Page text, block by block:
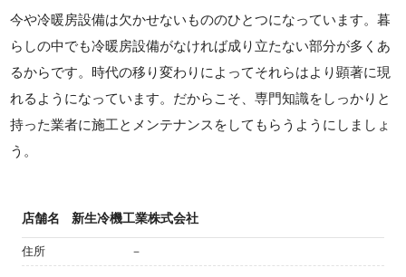
今や冷暖房設備は欠かせないもののひとつになっています。暮
らしの中でも冷暖房設備がなければ成り立たない部分が多くあ
るからです。時代の移り変わりによってそれらはより顕著に現
れるようになっています。だからこそ、専門知識をしっかりと
持った業者に施工とメンテナンスをしてもらうようにしましょ
う。
店舗名 新生冷機工業株式会社
住所 －